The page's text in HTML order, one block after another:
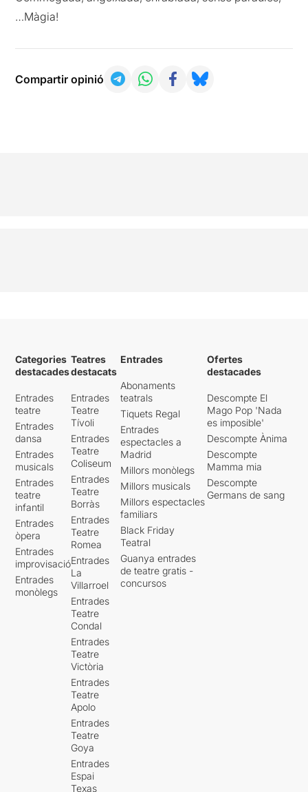
…Màgia!
Compartir opinió
Categories
destacades
Entrades
teatre
Entrades
dansa
Entrades
musicals
Entrades
teatre
infantil
Entrades
òpera
Entrades
improvisació
Entrades
monòlegs
Teatres
destacats
Entrades
Teatre
Tívoli
Entrades
Teatre
Coliseum
Entrades
Teatre
Borràs
Entrades
Teatre
Romea
Entrades
La
Villarroel
Entrades
Teatre
Condal
Entrades
Teatre
Victòria
Entrades
Teatre
Apolo
Entrades
Teatre
Goya
Entrades
Espai
Texas
Entrades
Abonaments
teatrals
Tiquets Regal
Entrades
espectacles a
Madrid
Millors monòlegs
Millors musicals
Millors espectacles
familiars
Black Friday
Teatral
Guanya entrades
de teatre gratis -
concursos
Ofertes
destacades
Descompte El
Mago Pop 'Nada
es imposible'
Descompte Ànima
Descompte
Mamma mia
Descompte
Germans de sang